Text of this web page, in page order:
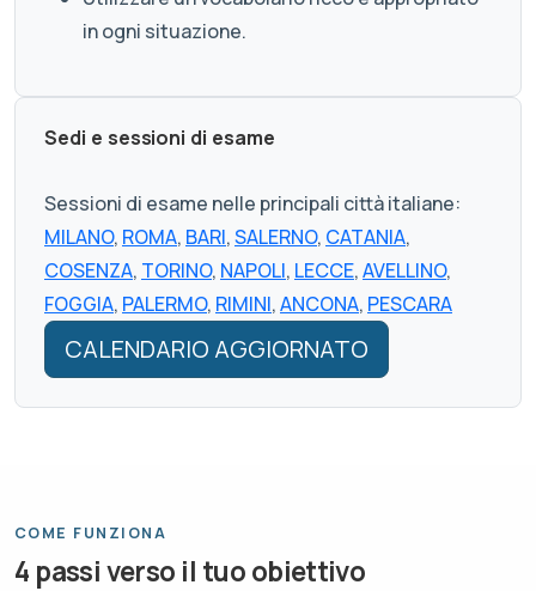
in ogni situazione.
Sedi e sessioni di esame
Sessioni di esame nelle principali città italiane:
MILANO, ROMA, BARI,SALERNO, CATANIA,
COSENZA, TORINO, NAPOLI, LECCE,AVELLINO,
FOGGIA, PALERMO, RIMINI,ANCONA, PESCARA
CALENDARIO AGGIORNATO
COME FUNZIONA
4 passi verso il tuo obiettivo